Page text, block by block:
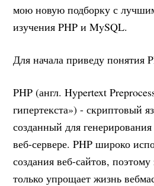
мою новую подборку с
изучения PHP и MySQL.
Для начала приведу понятия
PHP (англ. Hypertext
гипертекста») - скриптовый
созданный для
веб-сервере. PHP широко
создания веб-сайтов,
только упрощает жизнь